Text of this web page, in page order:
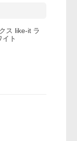
ス like-it ラ
ト